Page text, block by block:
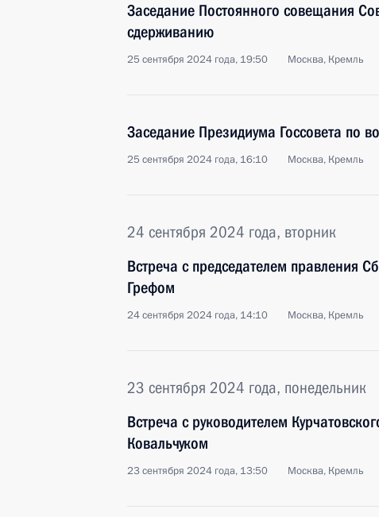
Заседание Постоянного совещания
сдерживанию
25 сентября 2024 года, 19:50 Москва, Кремль
Заседание Президиума Госсовета по
25 сентября 2024 года, 16:10 Москва, Кремль
24 сентября 2024 года, вторник
Встреча с председателем правления
Грефом
24 сентября 2024 года, 14:10 Москва, Кремль
23 сентября 2024 года, понедельник
Встреча с руководителем
Ковальчуком
23 сентября 2024 года, 13:50 Москва, Кремль